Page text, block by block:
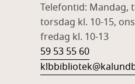
Telefontid: Mandag,
torsdag kl. 10-15,
fredag kl. 10-13
59 53 55 60